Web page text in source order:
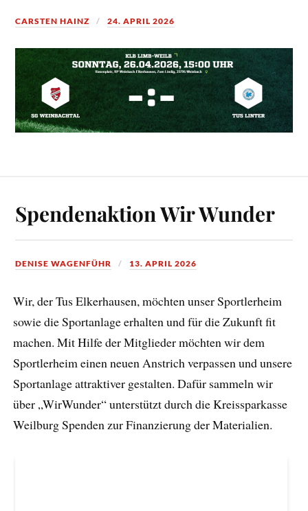
CARSTEN HAINZ 24. APRIL 2026
Spendenaktion Wir Wunder
DENISE WAGENFÜHR 13. APRIL 2026
Wir, der Tus Elkerhausen, möchten unser Sportlerheim
sowie die Sportanlage erhalten und für die Zukunft fit
machen. Mit Hilfe der Mitglieder möchten wir dem
Sportlerheim einen neuen Anstrich verpassen und unsere
Sportanlage attraktiver gestalten. Dafür sammeln wir
über „WirWunder“ unterstützt durch die Kreissparkasse
Weilburg Spenden zur Finanzierung der Materialien.